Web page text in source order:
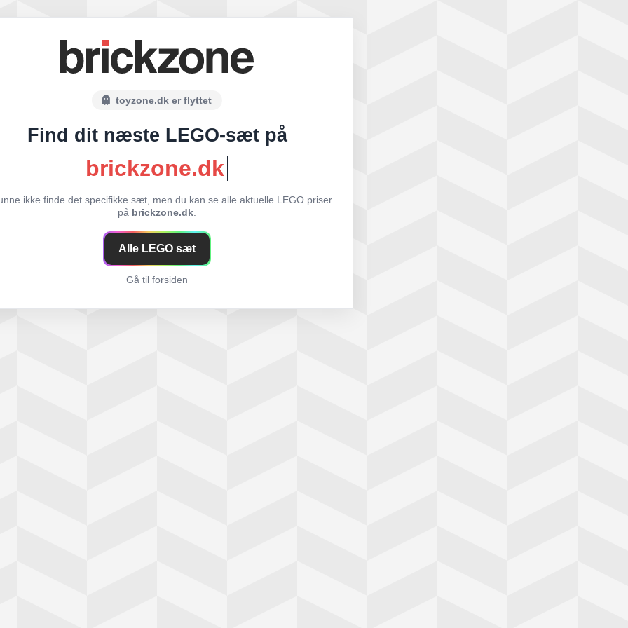
toyzone.dk er flyttet
Find dit næste LEGO-sæt på
brickzone.dk
ikke finde det specifikke sæt, men du kan se alle aktuelle LEGO priser
på brickzone.dk.
Alle LEGO sæt
Gå til forsiden